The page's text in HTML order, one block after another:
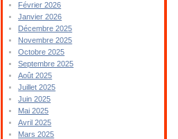
Février 2026
Janvier 2026
Décembre 2025
Novembre 2025
Octobre 2025
Septembre 2025
Août 2025
Juillet 2025
Juin 2025
Mai 2025
Avril 2025
Mars 2025